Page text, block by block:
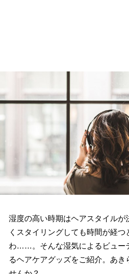
湿度の高い時期はヘアスタイルが
くスタイリングしても時間が経
わ……。そんな湿気によるビュー
るヘアケアグッズをご紹介。あき